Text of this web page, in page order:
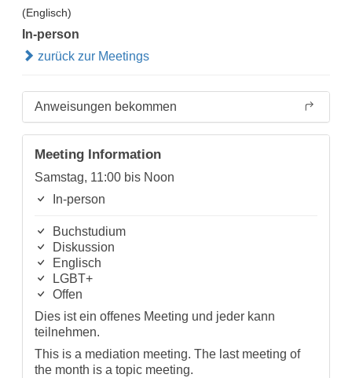
(Englisch)
In-person
zurück zur Meetings
Anweisungen bekommen
Meeting Information
Samstag, 11:00 bis Noon
In-person
Buchstudium
Diskussion
Englisch
LGBT+
Offen
Dies ist ein offenes Meeting und jeder kann
teilnehmen.
This is a mediation meeting. The last meeting of
the month is a topic meeting.